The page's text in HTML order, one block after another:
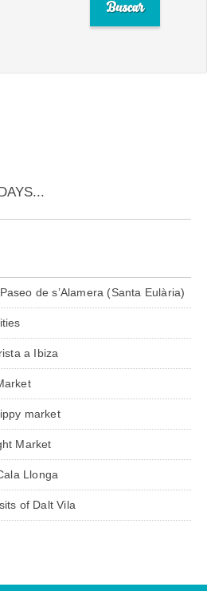
de s’Alamera (Santa Eulària)
a Ibiza
market
Market
Llonga
of Dalt Vila